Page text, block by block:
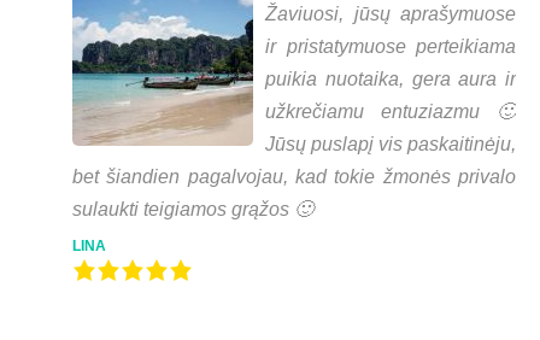
Žaviuosi, jūsų aprašymuose
ir pristatymuose perteikiama
puikia nuotaika, gera aura ir
užkrečiamu entuziazmu 🙂
Jūsų puslapį vis paskaitinėju,
bet šiandien pagalvojau, kad tokie žmonės privalo
sulaukti teigiamos grąžos 🙂
LINA